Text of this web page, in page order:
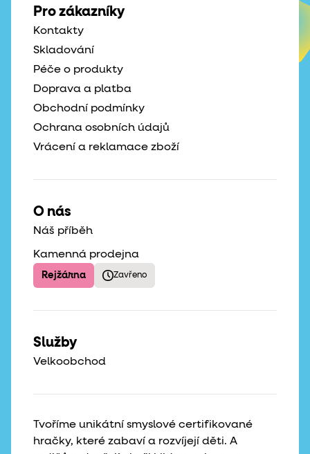
Tvoříme unikátní smyslové certifikované
hračky, které zabaví a rozvíjejí děti. A
Pro zákazníky
Kontakty
Skladování
Péče o produkty
Doprava a platba
Obchodní podmínky
Ochrana osobních údajů
Vrácení a reklamace zboží
O nás
Náš příběh
Kamenná prodejna
Rejžárna Zavřeno
Služby
Velkoobchod